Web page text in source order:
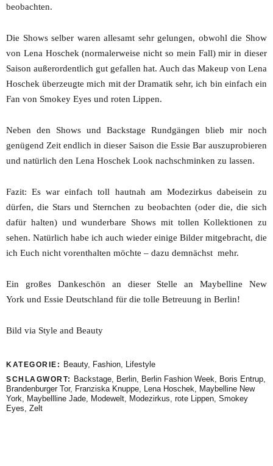
beobachten.
Die Shows selber waren allesamt sehr gelungen, obwohl die Show
von Lena Hoschek (normalerweise nicht so mein Fall) mir in dieser
Saison außerordentlich gut gefallen hat. Auch das Makeup von Lena
Hoschek überzeugte mich mit der Dramatik sehr, ich bin einfach ein
Fan von Smokey Eyes und roten Lippen.
Neben den Shows und Backstage Rundgängen blieb mir noch
genügend Zeit endlich in dieser Saison die Essie Bar auszuprobieren
und natürlich den Lena Hoschek Look nachschminken zu lassen.
Fazit: Es war einfach toll hautnah am Modezirkus dabeisein zu
dürfen, die Stars und Sternchen zu beobachten (oder die, die sich
dafür halten) und wunderbare Shows mit tollen Kollektionen zu
sehen. Natürlich habe ich auch wieder einige Bilder mitgebracht, die
ich Euch nicht vorenthalten möchte – dazu demnächst mehr.
Ein großes Dankeschön an dieser Stelle an Maybelline New
York und Essie Deutschland für die tolle Betreuung in Berlin!
Bild via Style and Beauty
KATEGORIE: Beauty, Fashion, Lifestyle
SCHLAGWORT: Backstage, Berlin, Berlin Fashion Week, Boris Entrup,
Brandenburger Tor, Franziska Knuppe, Lena Hoschek, Maybelline New
York, Maybellline Jade, Modewelt, Modezirkus, rote Lippen, Smokey
Eyes, Zelt